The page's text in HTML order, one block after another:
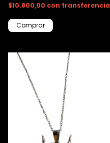
$10.800,00 con transferencia